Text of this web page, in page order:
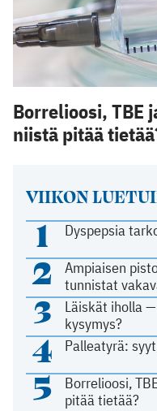
VIIKON
1 Dyspepsia
2
Ampiaisen
tunnistat
3
Läiskät iholla
kysymys?
4 Palleatyrä:
5
Borrelioosi,
pitää tietää?
Borrelioosi, TBE
niistä pitää